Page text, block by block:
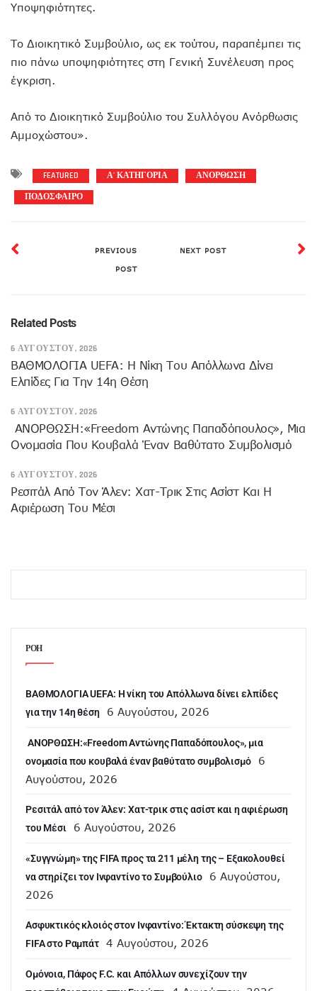
Υποψηφιότητες.
Το Διοικητικό Συμβούλιο, ως εκ τούτου, παραπέμπει τις
πιο πάνω υποψηφιότητες στη Γενική Συνέλευση προς
έγκριση.
Από το Διοικητικό Συμβούλιο του Συλλόγου Ανόρθωσις
Αμμοχώστου».
FEATURED Α' ΚΑΤΗΓΟΡΙΑ
ΑΝΟΡΘΩΣΗ
ΠΟΔΟΣΦΑΙΡΟ
PREVIOUS
POST
NEXT POST
Related Posts
6 ΑΥΓΟΎΣΤΟΥ, 2026
ΒΑΘΜΟΛΟΓΙΑ UEFA: Η Νίκη Του Απόλλωνα Δίνει
Ελπίδες Για Την 14η Θέση
6 ΑΥΓΟΎΣΤΟΥ, 2026
ANOΡΘΩΣΗ:«Freedom Αντώνης Παπαδόπουλος», Μια
Ονομασία Που Κουβαλά Έναν Βαθύτατο Συμβολισμό
6 ΑΥΓΟΎΣΤΟΥ, 2026
Ρεσιτάλ Από Τον Άλεν: Χατ-Τρικ Στις Ασίστ Και Η
Αφιέρωση Του Μέσι
ΡΟΗ
ΒΑΘΜΟΛΟΓΙΑ UEFA: Η νίκη του Απόλλωνα δίνει ελπίδες
για την 14η θέση
6 Αυγούστου, 2026
ANOΡΘΩΣΗ:«Freedom Αντώνης Παπαδόπουλος», μια
ονομασία που κουβαλά έναν βαθύτατο συμβολισμό
6
Αυγούστου, 2026
Ρεσιτάλ από τον Άλεν: Χατ-τρικ στις ασίστ και η αφιέρωση
του Μέσι
6 Αυγούστου, 2026
«Συγγνώμη» της FIFA προς τα 211 μέλη της – Εξακολουθεί
να στηρίζει τον Ινφαντίνο το Συμβούλιο
6 Αυγούστου,
2026
Ασφυκτικός κλοιός στον Ινφαντίνο: Έκτακτη σύσκεψη της
FIFA στο Ραμπάτ
4 Αυγούστου, 2026
Ομόνοια, Πάφος F.C. και Απόλλων συνεχίζουν την